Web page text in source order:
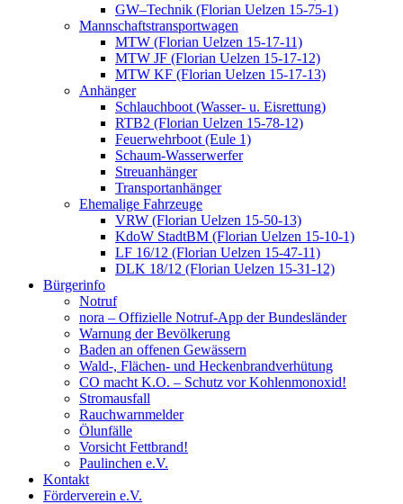
GW–Technik (Florian Uelzen 15-75-1)
Mannschaftstransportwagen
MTW (Florian Uelzen 15-17-11)
MTW JF (Florian Uelzen 15-17-12)
MTW KF (Florian Uelzen 15-17-13)
Anhänger
Schlauchboot (Wasser- u. Eisrettung)
RTB2 (Florian Uelzen 15-78-12)
Feuerwehrboot (Eule 1)
Schaum-Wasserwerfer
Streuanhänger
Transportanhänger
Ehemalige Fahrzeuge
VRW (Florian Uelzen 15-50-13)
KdoW StadtBM (Florian Uelzen 15-10-1)
LF 16/12 (Florian Uelzen 15-47-11)
DLK 18/12 (Florian Uelzen 15-31-12)
Bürgerinfo
Notruf
nora – Offizielle Notruf-App der Bundesländer
Warnung der Bevölkerung
Baden an offenen Gewässern
Wald-, Flächen- und Heckenbrandverhütung
CO macht K.O. – Schutz vor Kohlenmonoxid!
Stromausfall
Rauchwarnmelder
Ölunfälle
Vorsicht Fettbrand!
Paulinchen e.V.
Kontakt
Förderverein e.V.